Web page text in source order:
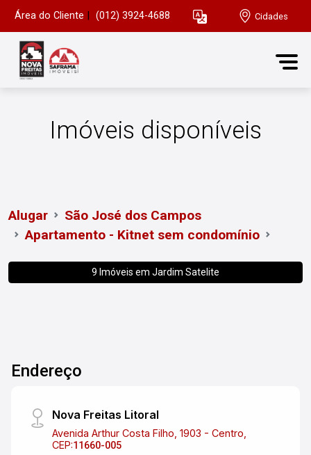
Área do Cliente (012) 3924-4688 Cidades
Imóveis disponíveis
Alugar
São José dos Campos
Apartamento - Kitnet sem condomínio
9 Imóveis em Jardim Satelite
Endereço
Nova Freitas Litoral
Avenida Arthur Costa Filho, 1903 - Centro,
CEP:11660-005